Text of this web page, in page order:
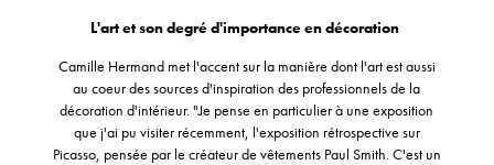
L'art et son degré d'importance en décoration
Camille Hermand met l'accent sur la manière dont l'art est aussi
au coeur des sources d'inspiration des professionnels de la
décoration d'intérieur. "Je pense en particulier à une exposition
que j'ai pu visiter récemment, l'exposition rétrospective sur
Picasso, pensée par le créateur de vêtements Paul Smith. C'est un